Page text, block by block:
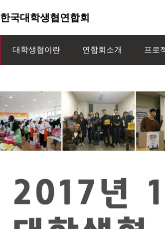
한국대학생협연합회
대학생협이란 연합회소개 프로